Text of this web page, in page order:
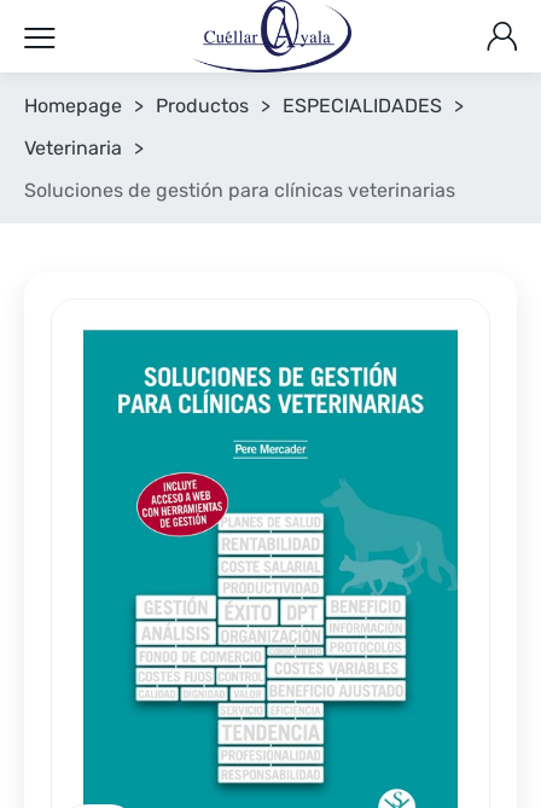
Homepage > Productos > ESPECIALIDADES >
Veterinaria
>
Soluciones de gestión para clínicas veterinarias